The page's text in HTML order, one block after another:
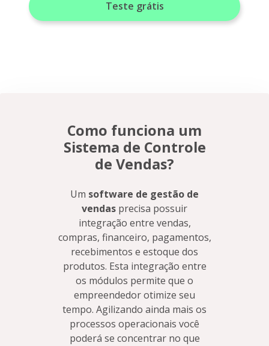
Como funciona um
Sistema de Controle
de Vendas?
Um software de gestão de
vendas precisa possuir
integração entre vendas,
compras, financeiro, pagamentos,
recebimentos e estoque dos
produtos. Esta integração entre
os módulos permite que o
empreendedor otimize seu
tempo. Agilizando ainda mais os
processos operacionais você
poderá se concentrar no que